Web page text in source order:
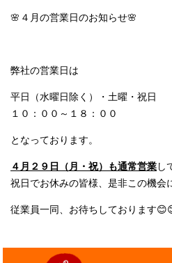
🌸４月の営業日のお知らせ🌸
弊社の営業日は
平日（水曜日除く）・土曜・祝日
１０：００～１８：００
となっております。
４月２９日（月・祝）も通常営業 し
祝日でお休みの皆様、是非この機会
従業員一同、お待ちしております